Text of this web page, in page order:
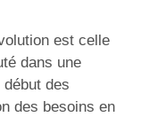
est celle
dans une
des
des besoins en